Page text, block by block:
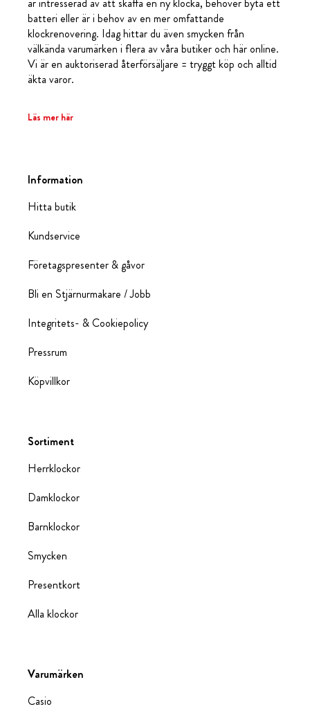
är intresserad av att skaffa en ny klocka, behöver byta ett
batteri eller är i behov av en mer omfattande
klockrenovering. Idag hittar du även smycken från
välkända varumärken i flera av våra butiker och här online.
Vi är en auktoriserad återförsäljare = tryggt köp och alltid
äkta varor.
Läs mer här
Information
Hitta butik
Kundservice
Företagspresenter & gåvor
Bli en Stjärnurmakare / Jobb
Integritets- & Cookiepolicy
Pressrum
Köpvillkor
Sortiment
Herrklockor
Damklockor
Barnklockor
Smycken
Presentkort
Alla klockor
Varumärken
Casio